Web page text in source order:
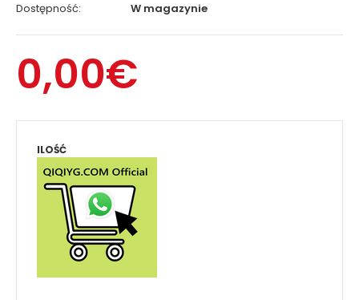
Dostępność:
W magazynie
0,00€
ILOŚĆ